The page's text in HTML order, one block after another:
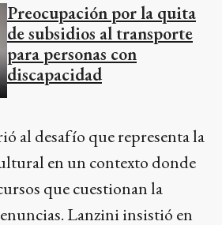
Preocupación por la quita
de subsidios al transporte
para personas con
discapacidad
al desafío que representa la
en un contexto donde
que cuestionan la
Lanzini insistió en